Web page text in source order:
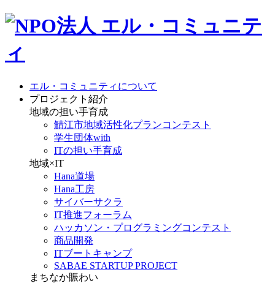
エル・コミュニティについて
プロジェクト紹介
地域の担い手育成
鯖江市地域活性化プランコンテスト
学生団体with
ITの担い手育成
地域×IT
Hana道場
Hana工房
サイバーサクラ
IT推進フォーラム
ハッカソン・プログラミングコンテスト
商品開発
ITブートキャンプ
SABAE STARTUP PROJECT
まちなか賑わい